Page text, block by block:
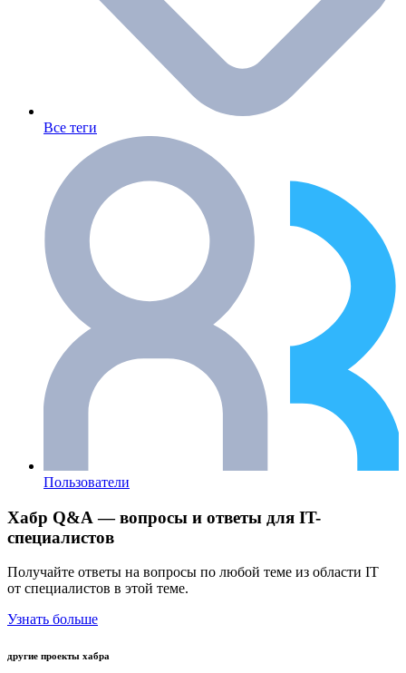
Все теги
Пользователи
Хабр Q&A — вопросы и ответы для IT-
специалистов
Получайте ответы на вопросы по любой теме из области IT
от специалистов в этой теме.
Узнать больше
другие проекты хабра